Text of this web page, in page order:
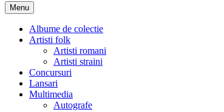
Menu Skip
to
content
Albume de colectie
Artisti folk
Artisti romani
Artisti straini
Concursuri
Lansari
Multimedia
Autografe